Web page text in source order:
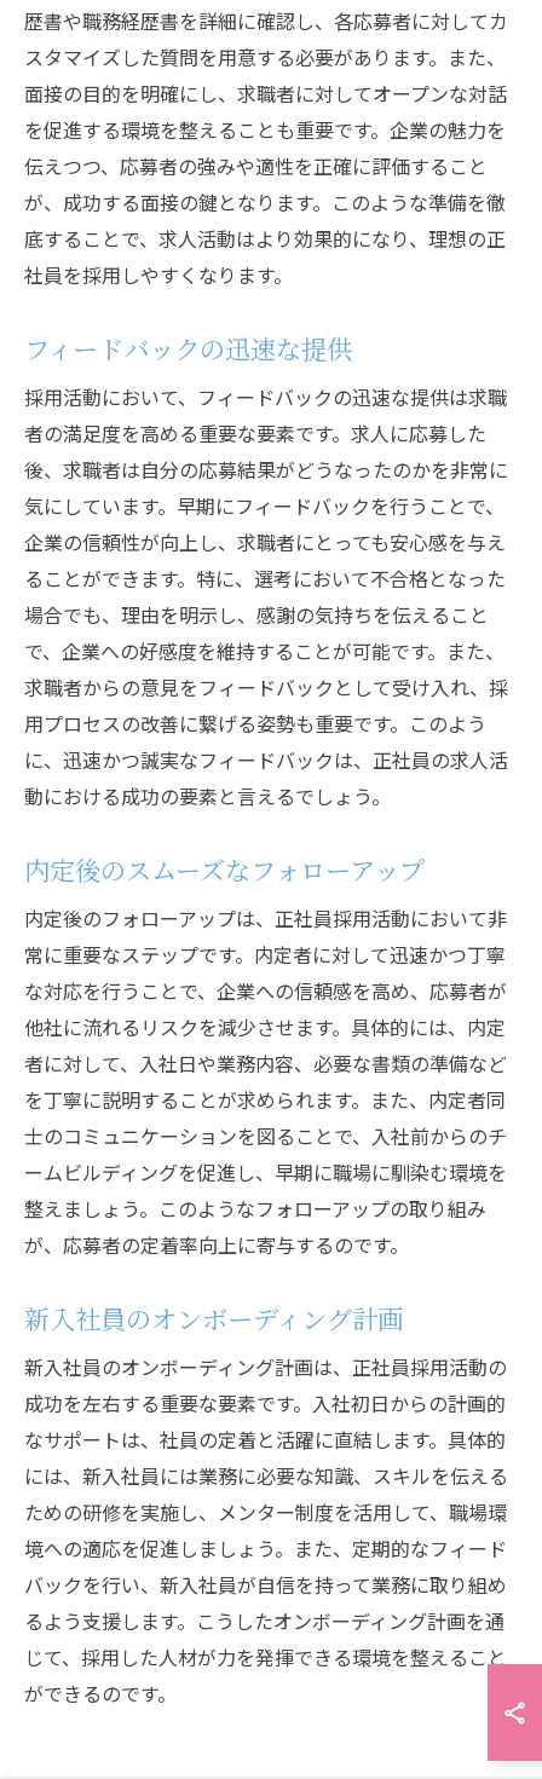
歴書や職務経歴書を詳細に確認し、各応募者に対してカ
スタマイズした質問を用意する必要があります。また、
面接の目的を明確にし、求職者に対してオープンな対話
を促進する環境を整えることも重要です。企業の魅力を
伝えつつ、応募者の強みや適性を正確に評価すること
が、成功する面接の鍵となります。このような準備を徹
底することで、求人活動はより効果的になり、理想の正
社員を採用しやすくなります。
フィードバックの迅速な提供
採用活動において、フィードバックの迅速な提供は求職
者の満足度を高める重要な要素です。求人に応募した
後、求職者は自分の応募結果がどうなったのかを非常に
気にしています。早期にフィードバックを行うことで、
企業の信頼性が向上し、求職者にとっても安心感を与え
ることができます。特に、選考において不合格となった
場合でも、理由を明示し、感謝の気持ちを伝えること
で、企業への好感度を維持することが可能です。また、
求職者からの意見をフィードバックとして受け入れ、採
用プロセスの改善に繋げる姿勢も重要です。このよう
に、迅速かつ誠実なフィードバックは、正社員の求人活
動における成功の要素と言えるでしょう。
内定後のスムーズなフォローアップ
内定後のフォローアップは、正社員採用活動において非
常に重要なステップです。内定者に対して迅速かつ丁寧
な対応を行うことで、企業への信頼感を高め、応募者が
他社に流れるリスクを減少させます。具体的には、内定
者に対して、入社日や業務内容、必要な書類の準備など
を丁寧に説明することが求められます。また、内定者同
士のコミュニケーションを図ることで、入社前からのチ
ームビルディングを促進し、早期に職場に馴染む環境を
整えましょう。このようなフォローアップの取り組み
が、応募者の定着率向上に寄与するのです。
新入社員のオンボーディング計画
新入社員のオンボーディング計画は、正社員採用活動の
成功を左右する重要な要素です。入社初日からの計画的
なサポートは、社員の定着と活躍に直結します。具体的
には、新入社員には業務に必要な知識、スキルを伝える
ための研修を実施し、メンター制度を活用して、職場環
境への適応を促進しましょう。また、定期的なフィード
バックを行い、新入社員が自信を持って業務に取り組め
るよう支援します。こうしたオンボーディング計画を通
じて、採用した人材が力を発揮できる環境を整えること
ができるのです。